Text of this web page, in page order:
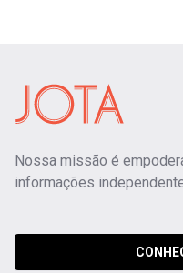
Nossa missão é
informações